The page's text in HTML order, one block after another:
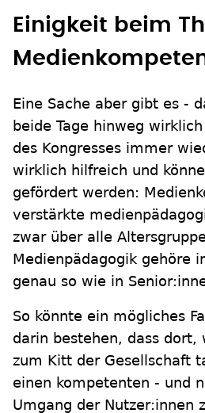
Einigkeit beim
Eine Sache aber gibt es -
beide Tage hinweg
des Kongresses immer
wirklich hilfreich und
gefördert werden:
verstärkte
zwar über alle
Medienpädagogik gehöre
genau so wie in
So könnte ein mögliches
darin bestehen, dass dort,
zum Kitt der Gesellschaft
einen kompetenten - und
Umgang der Nutzer:innen